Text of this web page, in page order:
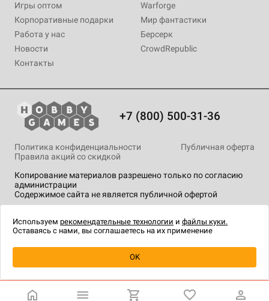
Уведомить о наличии
Игры оптом
Корпоративные подарки
Работа у нас
Новости
Контакты
Warforge
Мир фантастики
Берсерк
CrowdRepublic
+7 (800) 500-31-36
Копирование материалов разрешено только по согласию
администрации
Содержимое сайта не является публичной офертой
Политика конфиденциальности
Публичная оферта
Правила акций со скидкой
технологии.
Используем рекомендательные технологии и файлы куки.
Оставаясь с нами, вы соглашаетесь на их применение
OK